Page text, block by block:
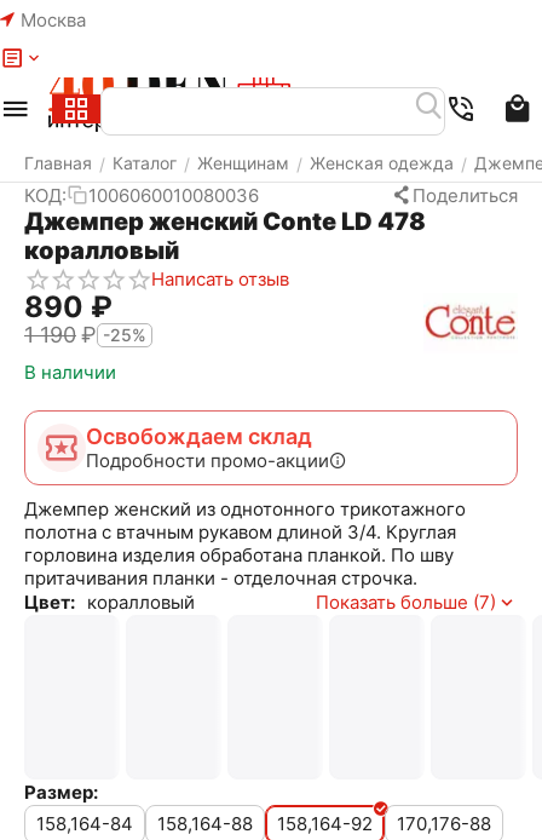
Москва
Главная / Каталог / Женщинам / Женская одежда /
КОД: 1006060010080036 Поделиться
Джемпер женский Conte LD 478
коралловый
Написать отзыв
‍890‍ ₽
1 190₽ -25%
В наличии
Освобождаем склад
Подробности промо-акции
Джемпер женский из однотонного трикотажного
полотна с втачным рукавом длиной 3/4. Круглая
горловина изделия обработана планкой. По шву
притачивания планки - отделочная строчка.
Цвет: коралловый Показать больше (7)
Размер:
158,164-84
158,164-88 158,164-92
170,176-88
Меню